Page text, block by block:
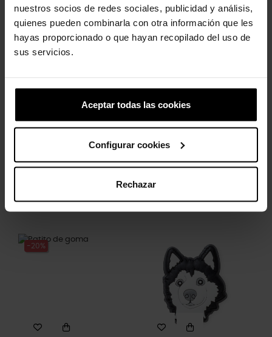
nuestros socios de redes sociales, publicidad y análisis,
quienes pueden combinarla con otra información que les
hayas proporcionado o que hayan recopilado del uso de
sus servicios.
Aceptar todas las cookies
Configurar cookies
Rechazar
Los clientes que compraron este
producto también han comprado:
Araña y telaraña elevada
5,99 € 4,79 €
Piña
4,99 € 3,99 €
-20%